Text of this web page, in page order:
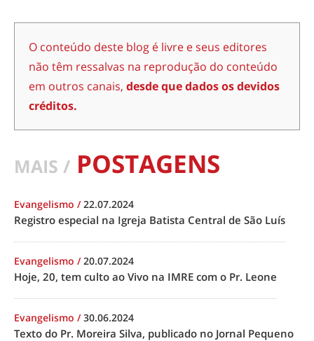
O conteúdo deste blog é livre e seus editores
não têm ressalvas na reprodução do conteúdo
em outros canais, desde que dados os devidos
créditos.
MAIS / POSTAGENS
Evangelismo /22.07.2024
Registro especial na Igreja Batista Central de São Luís
Evangelismo /20.07.2024
Hoje, 20, tem culto ao Vivo na IMRE com o Pr. Leone
Evangelismo /30.06.2024
Texto do Pr. Moreira Silva, publicado no Jornal Pequeno